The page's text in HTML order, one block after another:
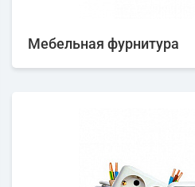
Мебельная фурнитура